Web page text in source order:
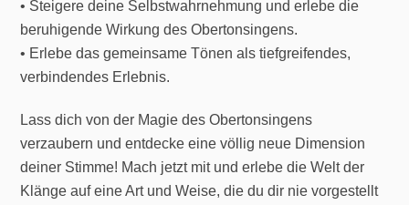
• Steigere deine Selbstwahrnehmung und erlebe die
beruhigende Wirkung des Obertonsingens.
• Erlebe das gemeinsame Tönen als tiefgreifendes,
verbindendes Erlebnis.
Lass dich von der Magie des Obertonsingens
verzaubern und entdecke eine völlig neue Dimension
deiner Stimme! Mach jetzt mit und erlebe die Welt der
Klänge auf eine Art und Weise, die du dir nie vorgestellt